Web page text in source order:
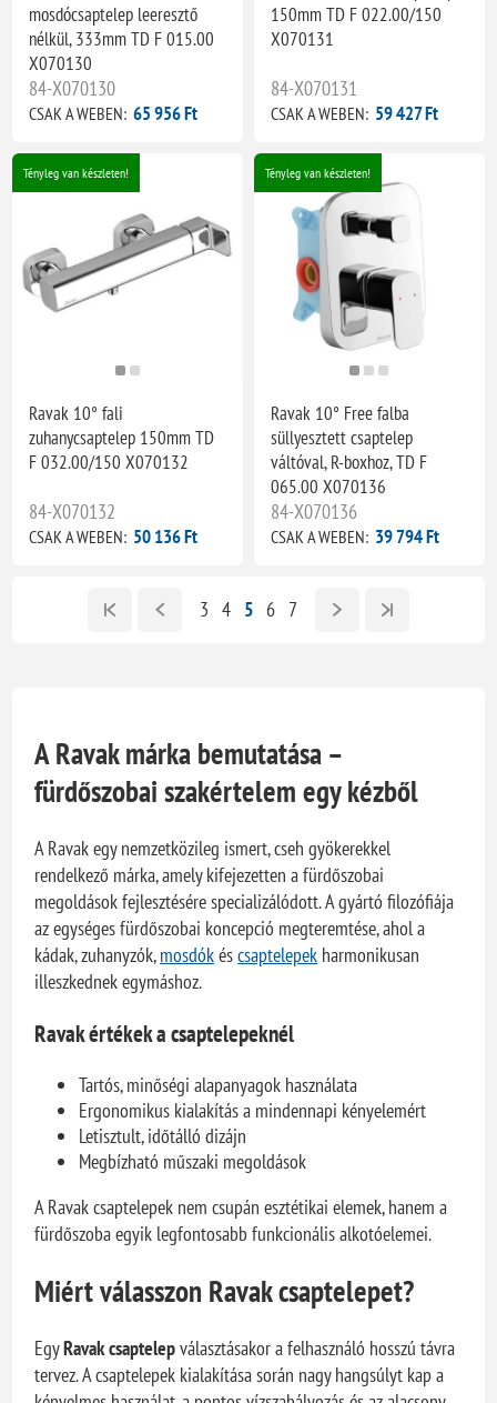
mosdócsaptelep leeresztő
nélkül, 333mm TD F 015.00
X070130
84-X070130
CSAK A WEBEN: 65 956 Ft
150mm TD F 022.00/150
X070131
84-X070131
CSAK A WEBEN: 59 427 Ft
Tényleg van készleten!
Ravak 10° fali
zuhanycsaptelep 150mm TD
F 032.00/150 X070132
84-X070132
CSAK A WEBEN: 50 136 Ft
Tényleg van készleten!
Ravak 10° Free falba
süllyesztett csaptelep
váltóval, R-boxhoz, TD F
065.00 X070136
84-X070136
CSAK A WEBEN: 39 794 Ft
3 4 5 6 7
A Ravak márka bemutatása –
fürdőszobai szakértelem egy kézből
A Ravak egy nemzetközileg ismert, cseh gyökerekkel
rendelkező márka, amely kifejezetten a fürdőszobai
megoldások fejlesztésére specializálódott. A gyártó filozófiája
az egységes fürdőszobai koncepció megteremtése, ahol a
kádak, zuhanyzók,mosdókéscsaptelepek harmonikusan
illeszkednek egymáshoz.
Ravak értékek a csaptelepeknél
Tartós, minőségi alapanyagok használata
Ergonomikus kialakítás a mindennapi kényelemért
Letisztult, időtálló dizájn
Megbízható műszaki megoldások
A Ravak csaptelepek nem csupán esztétikai elemek, hanem a
fürdőszoba egyik legfontosabb funkcionális alkotóelemei.
Miért válasszon Ravak csaptelepet?
EgyRavak csaptelepválasztásakor a felhasználó hosszú távra
tervez. A csaptelepek kialakítása során nagy hangsúlyt kap a